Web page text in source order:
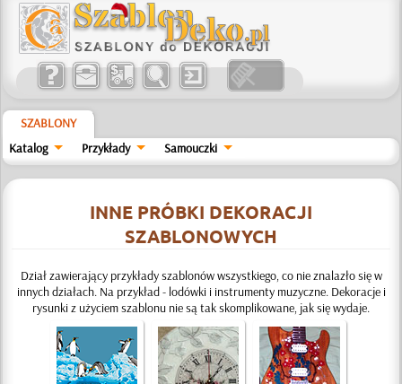
SZABLONY
Katalog
Przykłady Samouczki
INNE PRÓBKI DEKORACJI
SZABLONOWYCH
Dział zawierający przykłady szablonów wszystkiego, co nie znalazło się w
innych działach. Na przykład - lodówki i instrumenty muzyczne. Dekoracje i
rysunki z użyciem szablonu nie są tak skomplikowane, jak się wydaje.